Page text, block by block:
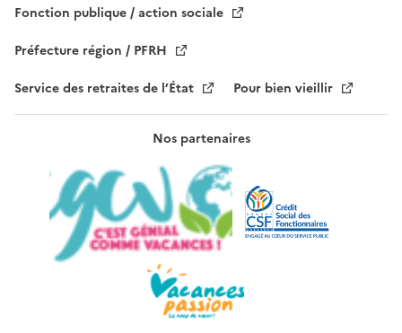
e
Fonction publique / action sociale
Préfecture région / PFRH
Service des retraites de l’État
Pour bien vieillir
Nos partenaires